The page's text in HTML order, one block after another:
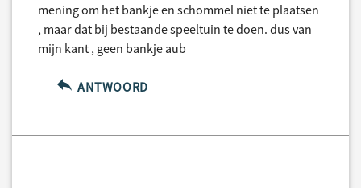
mening om het bankje en schommel niet te plaatsen
, maar dat bij bestaande speeltuin te doen. dus van
mijn kant , geen bankje aub
ANTWOORD